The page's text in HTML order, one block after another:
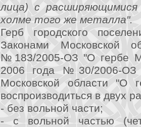
лица) с
холме того же металла".
Герб городского
Законами Московской
№183/2005-ОЗ "О гербе
2006 года №30/2006-ОЗ
Московской области "О
воспроизводиться в двух
- без вольной части;
- с вольной частью